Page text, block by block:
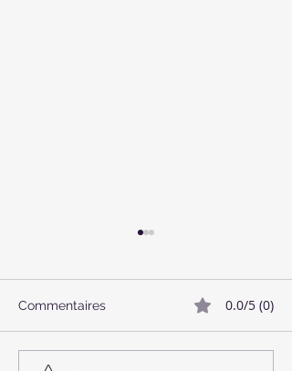
🥓 Bacon Végétalien
Commentaires 0.0/5 (0)